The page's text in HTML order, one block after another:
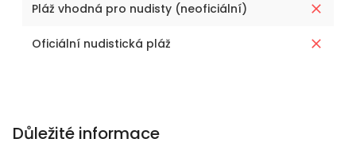
Pláž vhodná pro nudisty (neoficiální)
Oficiální nudistická pláž
Důležité informace